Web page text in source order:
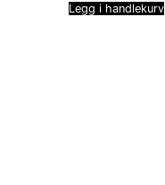
Legg i handlekurv